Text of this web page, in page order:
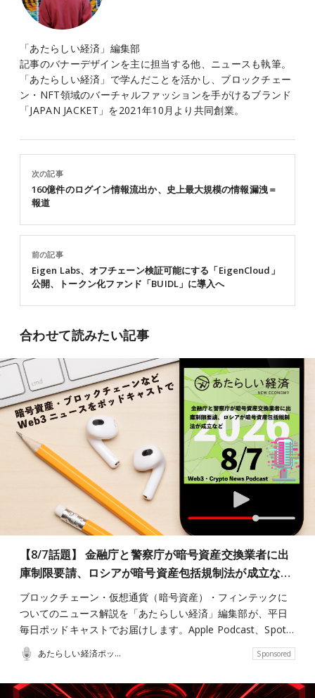
「あたらしい経済」編集部
記事のバナーデザインを主に担当する他、ニュースも執筆。
「あたらしい経済」で学んだことを活かし、ブロックチェー
ン・NFT領域のバーチャルファッションを手がけるブランド
「JAPAN JACKET」を2021年10月より共同創業。
前の記事
Eigen Labs、オフチェーン検証可能にする「EigenCloud」
公開、トークン化ファンド「BUIDL」に導入へ
次の記事
160億件のログイン情報流出か、史上最大規模の情報漏洩＝
報道
合わせて読みたい記事
【8/7話題】 金融庁と警察庁が暗号資産交換業者に出
庫制限要請、ロシアが暗号資産包括規制法が成立な…
ブロックチェーン・仮想通貨（暗号資産）・フィンテックに
ついてのニュース解説を「あたらしい経済」編集部が、平日
毎日ポッドキャストでお届けします。Apple Podcast、Spot…
あたらしい経済ポッドキャスト Sponsored